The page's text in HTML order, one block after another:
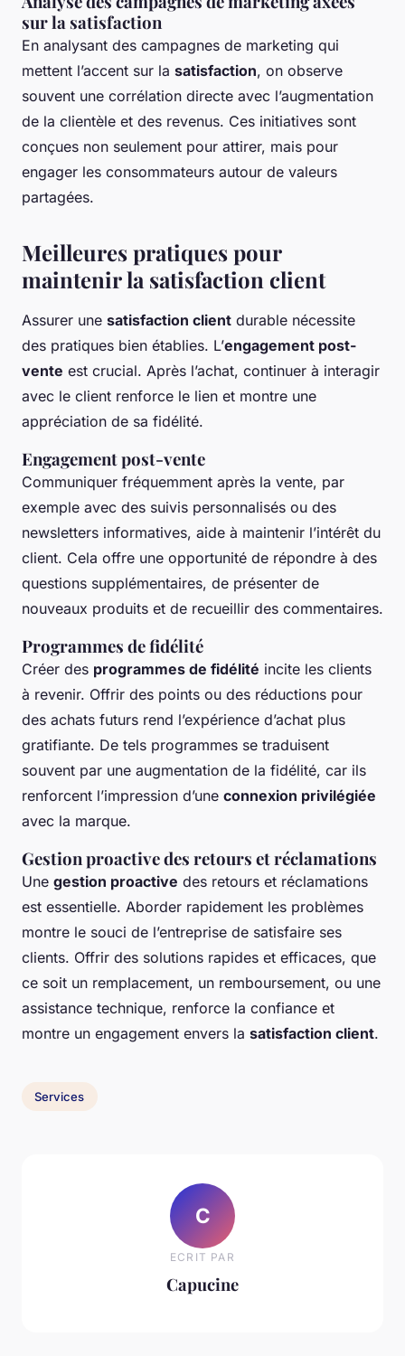
sur la satisfaction
En analysant des campagnes de marketing qui
mettent l’accent sur la satisfaction, on observe
souvent une corrélation directe avec l’augmentation
de la clientèle et des revenus. Ces initiatives sont
conçues non seulement pour attirer, mais pour
engager les consommateurs autour de valeurs
partagées.
Meilleures pratiques pour
maintenir la satisfaction client
Assurer une satisfaction client durable nécessite
des pratiques bien établies. L’engagement post-
vente est crucial. Après l’achat, continuer à interagir
avec le client renforce le lien et montre une
appréciation de sa fidélité.
Engagement post-vente
Communiquer fréquemment après la vente, par
exemple avec des suivis personnalisés ou des
newsletters informatives, aide à maintenir l’intérêt du
client. Cela offre une opportunité de répondre à des
questions supplémentaires, de présenter de
nouveaux produits et de recueillir des commentaires.
Programmes de fidélité
Créer des programmes de fidélité incite les clients
à revenir. Offrir des points ou des réductions pour
des achats futurs rend l’expérience d’achat plus
gratifiante. De tels programmes se traduisent
souvent par une augmentation de la fidélité, car ils
renforcent l’impression d’une connexion privilégiée
avec la marque.
Gestion proactive des retours et réclamations
Une gestion proactive des retours et réclamations
est essentielle. Aborder rapidement les problèmes
montre le souci de l’entreprise de satisfaire ses
clients. Offrir des solutions rapides et efficaces, que
ce soit un remplacement, un remboursement, ou une
assistance technique, renforce la confiance et
montre un engagement envers la satisfaction client.
Services
C
ECRIT PAR
Capucine